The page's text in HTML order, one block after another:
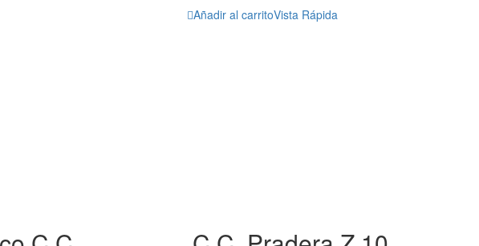
Añadir al carritoVista Rápida